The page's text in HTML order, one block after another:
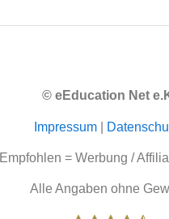
© eEducation Net
Impressum|
Empfohlen = Werbung /
Alle Angaben ohne